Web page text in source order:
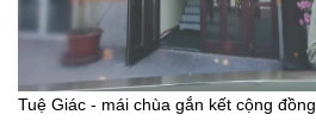
Tuệ Giác - mái chùa gắn kết cộng đồng